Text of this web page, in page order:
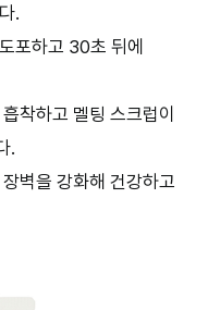
.
포하고 30초 뒤에
착하고 멜팅 스크럽이
.
벽을 강화해 건강하고